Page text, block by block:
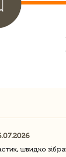
швидко